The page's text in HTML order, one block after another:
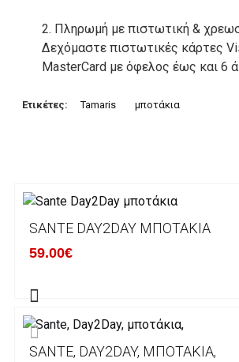
2. Πληρωμή με πιστωτική &
Δεχόμαστε πιστωτικές κάρτες
MasterCard με όφελος έως και 6
μας κατάστημα
Λογαριασμό.
κάποιον απο τους ακόλουθους
λογαριασμούς:
ΕΞΟΔΑ ΑΠΟΣΤΟΛΗΣ
Ετικέτες: Tamaris μποτάκια
SANTE DAY2DAY ΜΠΟΤΆΚΙΑ
59.00€
SANTE, DAY2DAY, ΜΠΟΤΆΚΙΑ,